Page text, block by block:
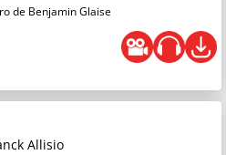
de Benjamin Glaise
Allisio